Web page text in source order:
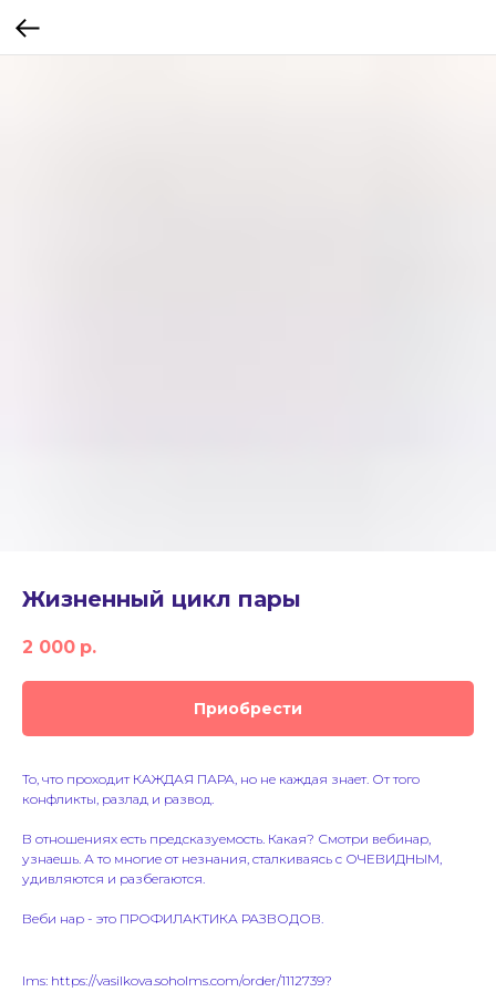
Жизненный цикл пары
2 000 р.
Приобрести
То, что проходит КАЖДАЯ ПАРА, но не каждая знает. От того
конфликты, разлад и развод.
В отношениях есть предсказуемость. Какая? Смотри вебинар,
узнаешь. А то многие от незнания, сталкиваясь с ОЧЕВИДНЫМ,
удивляются и разбегаются.
Веби нар - это ПРОФИЛАКТИКА РАЗВОДОВ.
lms: https://vasilkova.soholms.com/order/1112739?